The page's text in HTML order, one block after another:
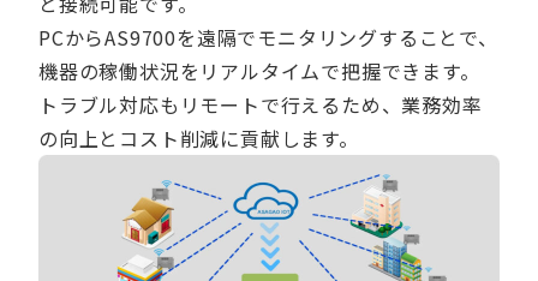
PCからAS9700を遠隔でモニタリングすることで、
機器の稼働状況をリアルタイムで把握できます。
トラブル対応もリモートで行えるため、業務効率
の向上とコスト削減に貢献します。